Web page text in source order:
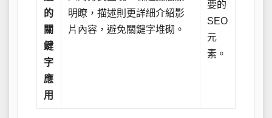
的
關
鍵
字
應
用
明瞭，描述則更詳細介紹影
片內容，避免關鍵字堆砌。
要的
SEO
元
素。